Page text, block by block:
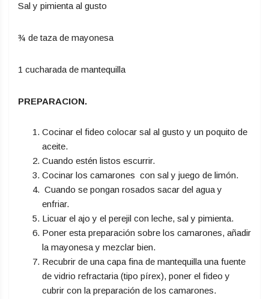
Sal y pimienta al gusto
¾ de taza de mayonesa
1 cucharada de mantequilla
PREPARACION.
Cocinar el fideo colocar sal al gusto y un poquito de
aceite.
Cuando estén listos escurrir.
Cocinar los camarones con sal y juego de limón.
Cuando se pongan rosados sacar del agua y
enfriar.
Licuar el ajo y el perejil con leche, sal y pimienta.
Poner esta preparación sobre los camarones, añadir
la mayonesa y mezclar bien.
Recubrir de una capa fina de mantequilla una fuente
de vidrio refractaria (tipo pírex), poner el fideo y
cubrir con la preparación de los camarones.